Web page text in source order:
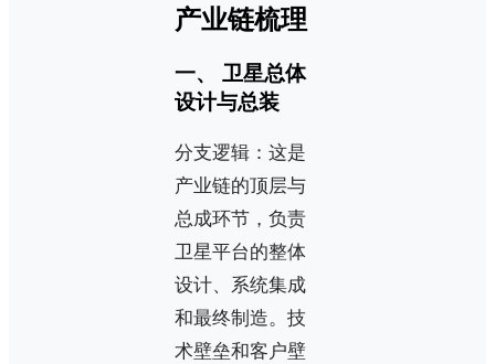
产业链梳理
一、 卫星总体
设计与总装
分支逻辑：这是
产业链的顶层与
总成环节，负责
卫星平台的整体
设计、系统集成
和最终制造。技
术壁垒和客户壁